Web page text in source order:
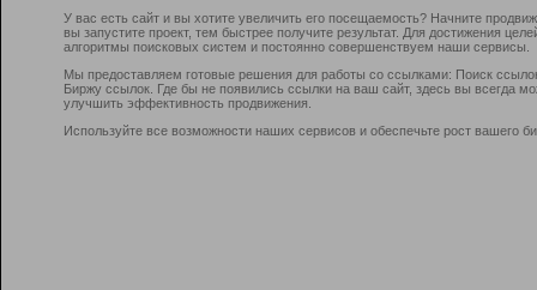
У вас есть сайт и вы хотите увеличить его посещаемость? Начните
вы запустите проект, тем быстрее получите результат. Для достижения
алгоритмы поисковых систем и постоянно совершенствуем наши сервисы.
Мы предоставляем готовые решения для работы со ссылками: Поиск
Биржу ссылок. Где бы не появились ссылки на ваш сайт, здесь вы всегда
улучшить эффективность продвижения.
Используйте все возможности наших сервисов и обеспечьте рост вашего